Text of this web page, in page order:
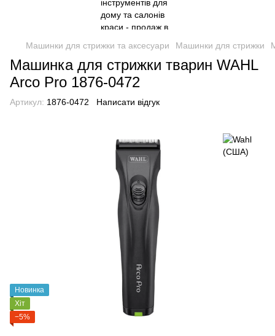
Машинки для стрижки та аксесуари Машинки для стрижки
Машинка для стрижки тварин WAHL
Arco Pro 1876-0472
Артикул: 1876-0472 Написати відгук
Новинка
Хіт
−5%